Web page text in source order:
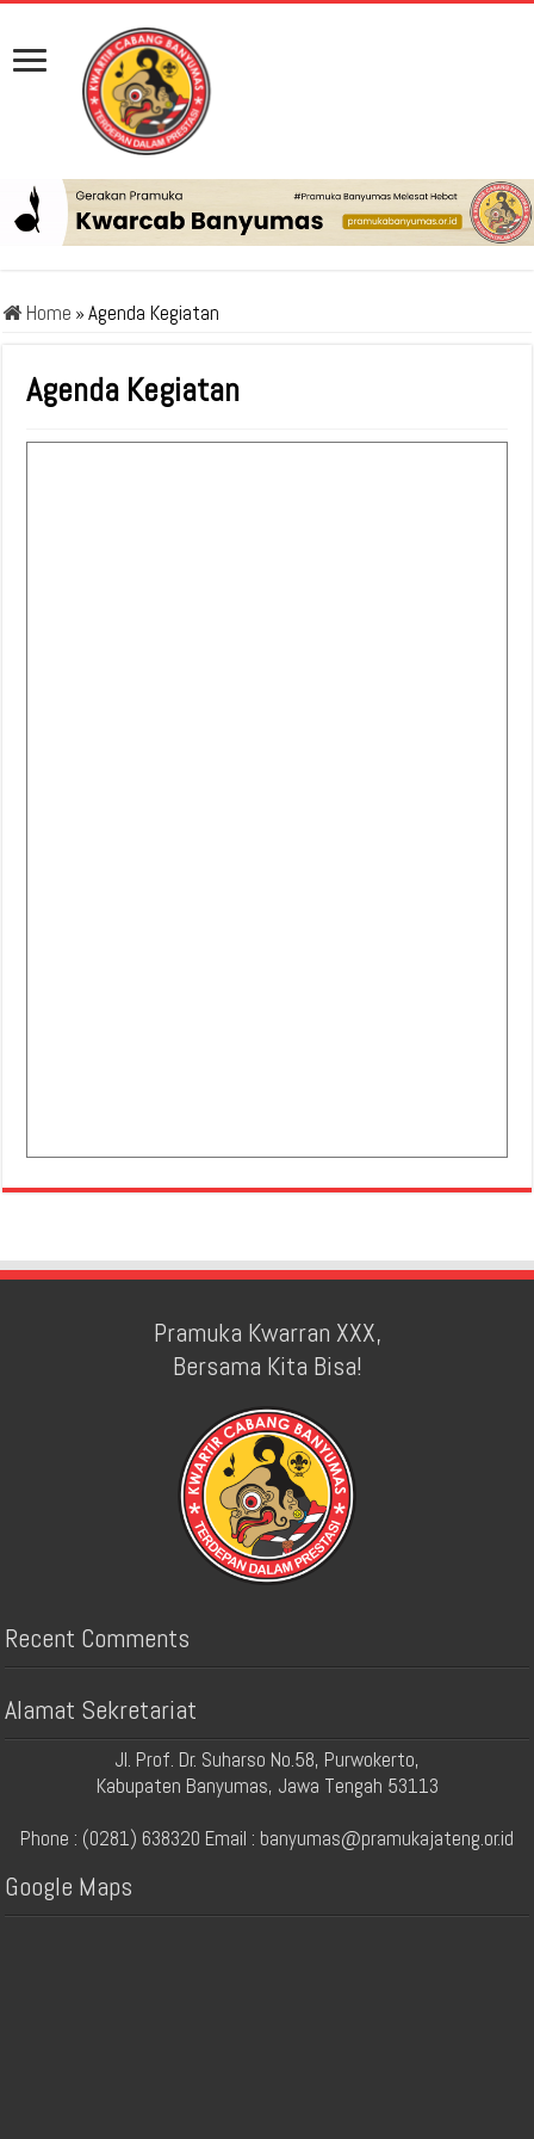
Home »Agenda Kegiatan
Agenda Kegiatan
Pramuka Kwarran XXX,
Bersama Kita Bisa!
Recent Comments
Alamat Sekretariat
Jl. Prof. Dr. Suharso No.58, Purwokerto,
Kabupaten Banyumas, Jawa Tengah 53113
Phone : (0281) 638320 Email : banyumas@pramukajateng.or.id
Google Maps